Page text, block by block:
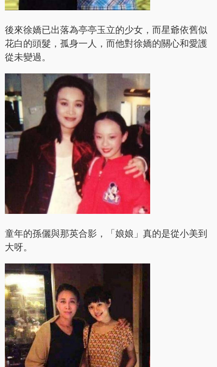
後來徐嬌已出落為亭亭玉立的少女，而星爺依舊似
花白的頭髮，孤身一人，而他對徐嬌的關心和愛護
從未變過。
童年的孫儷與那英合影，「娘娘」真的是從小美到
大呀。